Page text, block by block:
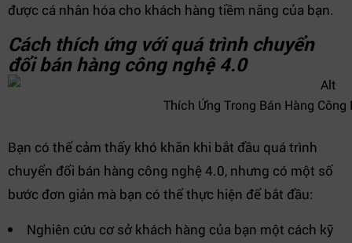
được cá nhân hóa cho khách hàng tiềm năng của bạn.
Cách thích ứng với quá trình chuyển
đổi bán hàng công nghệ 4.0
Thích Ứng Trong Bán Hàng Công
Bạn có thể cảm thấy khó khăn khi bắt đầu quá trình
chuyển đổi bán hàng công nghệ 4.0, nhưng có một số
bước đơn giản mà bạn có thể thực hiện để bắt đầu:
Nghiên cứu cơ sở khách hàng của bạn một cách kỹ